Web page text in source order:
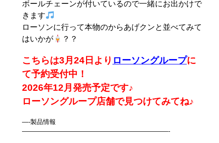
ボールチェーンが付いているので一緒にお出かけで
きます
ローソンに行って本物のからあげクンと並べてみて
はいかが
？？
こちらは3月24 日より ローソングループに
て予約受付中！
2026年12月発売予定です♪
ローソングループ店舗で見つけてみてね♪
—-製品情報
———————————————————————-